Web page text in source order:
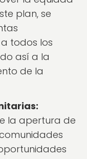
plan, se
todos los
así a la
de la
la apertura de